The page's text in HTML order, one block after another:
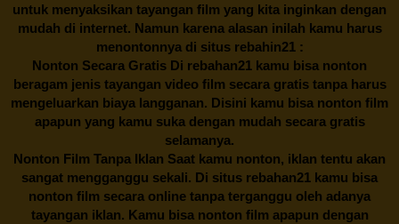
untuk menyaksikan tayangan film yang kita inginkan dengan
mudah di internet. Namun karena alasan inilah kamu harus
menontonnya di situs rebahin21 :
Nonton Secara Gratis Di rebahan21 kamu bisa nonton
beragam jenis tayangan video film secara gratis tanpa harus
mengeluarkan biaya langganan. Disini kamu bisa nonton film
apapun yang kamu suka dengan mudah secara gratis
selamanya.
Nonton Film Tanpa Iklan Saat kamu nonton, iklan tentu akan
sangat mengganggu sekali. Di situs rebahan21 kamu bisa
nonton film secara online tanpa terganggu oleh adanya
tayangan iklan. Kamu bisa nonton film apapun dengan